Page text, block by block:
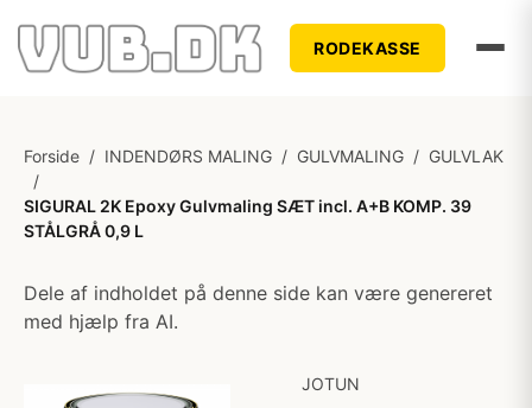
RODEKASSE
Forside / INDENDØRS MALING / GULVMALING / GULVLAK
/
SIGURAL 2K Epoxy Gulvmaling SÆT incl. A+B KOMP. 39
STÅLGRÅ 0,9 L
Dele af indholdet på denne side kan være genereret
med hjælp fra AI.
JOTUN